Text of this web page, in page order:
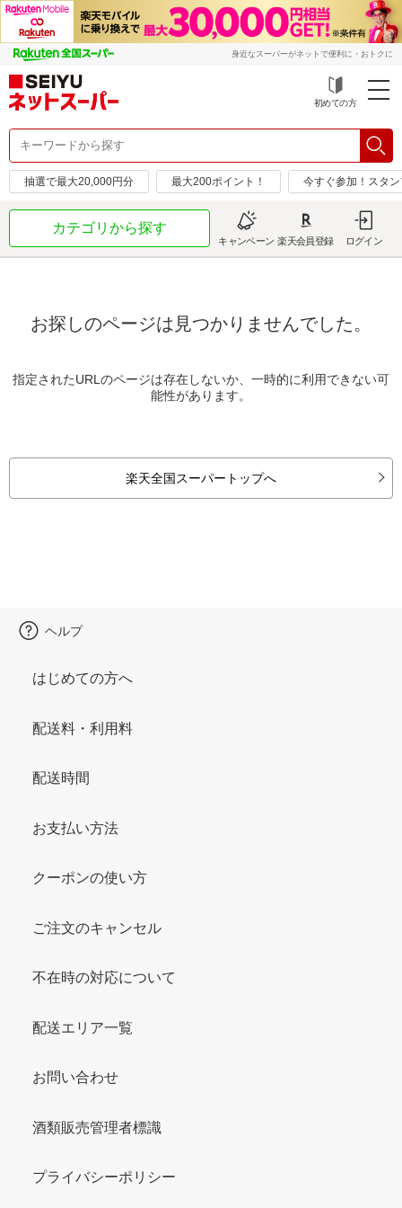
身近なスーパーがネットで便利に・おトクに
初めての方
抽選で最大20,000円分 最大200ポイント！ 今すぐ参加！スタ
カテゴリから探す
キャンペーン 楽天会員登録 ログイン
お探しのページは見つかりませんでした。
指定されたURLのページは存在しないか、一時的に利用できない可
能性があります。
楽天全国スーパートップへ
ヘルプ
はじめての方へ
配送料・利用料
配送時間
お支払い方法
クーポンの使い方
ご注文のキャンセル
不在時の対応について
配送エリア一覧
お問い合わせ
酒類販売管理者標識
プライバシーポリシー